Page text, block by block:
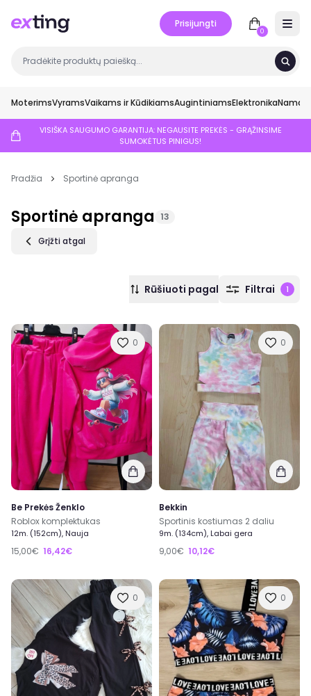
Prisijungti
0
MoterimsVyramsVaikams ir KūdikiamsAugintiniamsElektronikaNamai
VISIŠKA SAUGUMO GARANTIJA: NEGAUSITE PREKĖS - GRĄŽINSIME
SUMOKĖTUS PINIGUS!
Pradžia Sportinė apranga
Sportinė apranga 13
Grįžti atgal
Rūšiuoti pagal Filtrai 1
0
Be Prekės Ženklo
Roblox komplektukas
12m. (152cm), Nauja
15,00€ 16,42€
0
Bekkin
Sportinis kostiumas 2 daliu
9m. (134cm), Labai gera
9,00€ 10,12€
0 0